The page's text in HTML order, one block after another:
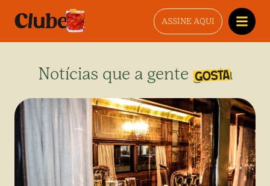
ASSINE AQUI
Notícias que a gente gosta